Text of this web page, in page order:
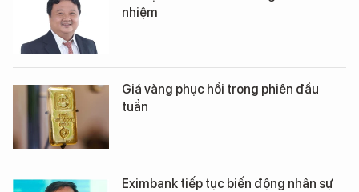
nhiệm
Giá vàng phục hồi trong phiên đầu
tuần
Eximbank tiếp tục biến động nhân sự